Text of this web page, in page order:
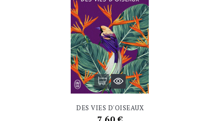
DES VIES D'OISEAUX